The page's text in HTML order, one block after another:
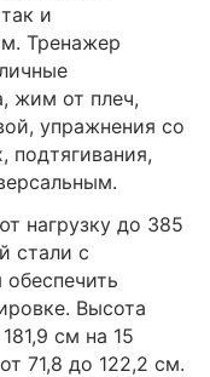
и
Тренажер
жим от плеч,
упражнения со
подтягивания,
нагрузку до 385
стали с
Высота
см на 15
71,8 до 122,2 см.